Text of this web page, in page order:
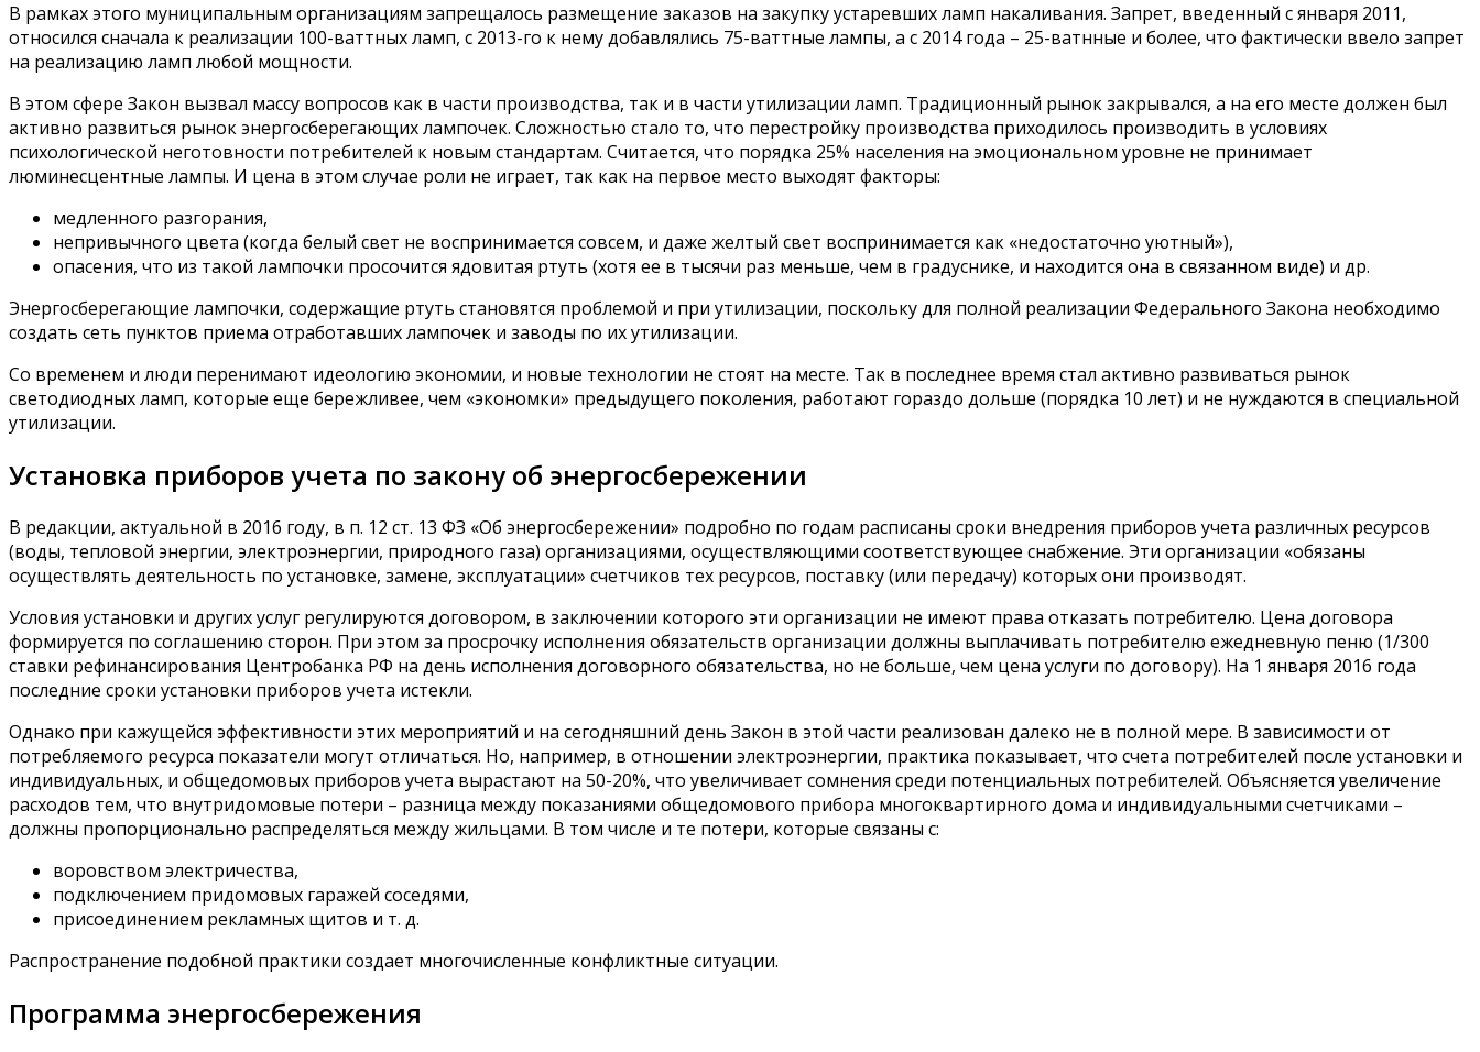
В рамках этого муниципальным организациям запрещалось размещение заказов на закупку устаревших ламп накаливания. Запрет, введенный с января 2011,
относился сначала к реализации 100-ваттных ламп, с 2013-го к нему добавлялись 75-ваттные лампы, а с 2014 года – 25-ватнные и более, что фактически ввело запрет
на реализацию ламп любой мощности.
В этом сфере Закон вызвал массу вопросов как в части производства, так и в части утилизации ламп. Традиционный рынок закрывался, а на его месте должен был
активно развиться рынок энергосберегающих лампочек. Сложностью стало то, что перестройку производства приходилось производить в условиях
психологической неготовности потребителей к новым стандартам. Считается, что порядка 25% населения на эмоциональном уровне не принимает
люминесцентные лампы. И цена в этом случае роли не играет, так как на первое место выходят факторы:
медленного разгорания,
непривычного цвета (когда белый свет не воспринимается совсем, и даже желтый свет воспринимается как «недостаточно уютный»),
опасения, что из такой лампочки просочится ядовитая ртуть (хотя ее в тысячи раз меньше, чем в градуснике, и находится она в связанном виде) и др.
Энергосберегающие лампочки, содержащие ртуть становятся проблемой и при утилизации, поскольку для полной реализации Федерального Закона необходимо
создать сеть пунктов приема отработавших лампочек и заводы по их утилизации.
Со временем и люди перенимают идеологию экономии, и новые технологии не стоят на месте. Так в последнее время стал активно развиваться рынок
светодиодных ламп, которые еще бережливее, чем «экономки» предыдущего поколения, работают гораздо дольше (порядка 10 лет) и не нуждаются в специальной
утилизации.
Установка приборов учета по закону об энергосбережении
В редакции, актуальной в 2016 году, в п. 12 ст. 13 ФЗ «Об энергосбережении» подробно по годам расписаны сроки внедрения приборов учета различных ресурсов
(воды, тепловой энергии, электроэнергии, природного газа) организациями, осуществляющими соответствующее снабжение. Эти организации «обязаны
осуществлять деятельность по установке, замене, эксплуатации» счетчиков тех ресурсов, поставку (или передачу) которых они производят.
Условия установки и других услуг регулируются договором, в заключении которого эти организации не имеют права отказать потребителю. Цена договора
формируется по соглашению сторон. При этом за просрочку исполнения обязательств организации должны выплачивать потребителю ежедневную пеню (1/300
ставки рефинансирования Центробанка РФ на день исполнения договорного обязательства, но не больше, чем цена услуги по договору). На 1 января 2016 года
последние сроки установки приборов учета истекли.
Однако при кажущейся эффективности этих мероприятий и на сегодняшний день Закон в этой части реализован далеко не в полной мере. В зависимости от
потребляемого ресурса показатели могут отличаться. Но, например, в отношении электроэнергии, практика показывает, что счета потребителей после установки и
индивидуальных, и общедомовых приборов учета вырастают на 50-20%, что увеличивает сомнения среди потенциальных потребителей. Объясняется увеличение
расходов тем, что внутридомовые потери – разница между показаниями общедомового прибора многоквартирного дома и индивидуальными счетчиками –
должны пропорционально распределяться между жильцами. В том числе и те потери, которые связаны с:
воровством электричества,
подключением придомовых гаражей соседями,
присоединением рекламных щитов и т. д.
Распространение подобной практики создает многочисленные конфликтные ситуации.
Программа энергосбережения